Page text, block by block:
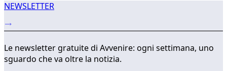
NEWSLETTER
Le newsletter gratuite di Avvenire: ogni settimana, uno
sguardo che va oltre la notizia.